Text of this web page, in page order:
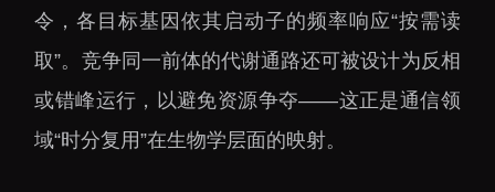
令，各目标基因依其启动子的频率响应“按需读
取”。竞争同一前体的代谢通路还可被设计为反相
或错峰运行，以避免资源争夺——这正是通信领
域“时分复用”在生物学层面的映射。